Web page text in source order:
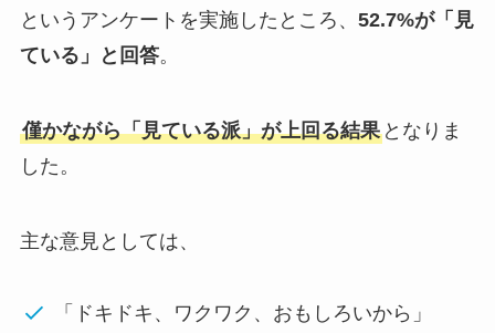
というアンケートを実施したところ、 52.7%が「見
ている」と回答。
僅かながら「見ている派」が上回る結果となりま
した。
主な意見としては、
「ドキドキ、ワクワク、おもしろいから」